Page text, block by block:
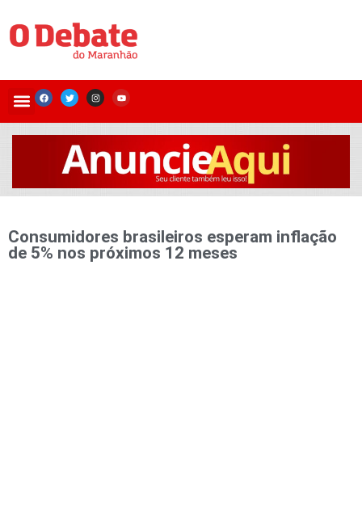
Consumidores brasileiros esperam inflação
de 5% nos próximos 12 meses